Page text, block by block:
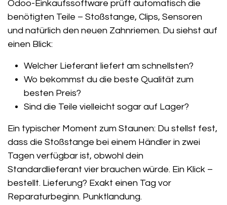
Odoo-Einkaufssoftware prüft automatisch die
benötigten Teile – Stoßstange, Clips, Sensoren
und natürlich den neuen Zahnriemen. Du siehst auf
einen Blick:
Welcher Lieferant liefert am schnellsten?
Wo bekommst du die beste Qualität zum
besten Preis?
Sind die Teile vielleicht sogar auf Lager?
Ein typischer Moment zum Staunen: Du stellst fest,
dass die Stoßstange bei einem Händler in zwei
Tagen verfügbar ist, obwohl dein
Standardlieferant vier brauchen würde. Ein Klick –
bestellt. Lieferung? Exakt einen Tag vor
Reparaturbeginn. Punktlandung.